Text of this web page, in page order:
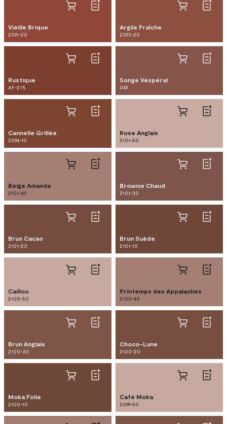
Vieille Brique
2091-20
Argile Fraîche
2093-20
Rustique
AF-275
Songe Vespéral
049
Cannelle Grillée
2094-10
Rose Anglais
2101-50
Beige Amande
2101-40
Brownie Chaud
2101-30
Brun Cacao
2101-20
Brun Suède
2101-10
Caillou
2100-50
Printemps des Appalaches
2100-40
Brun Anglais
2100-30
Choco-Lune
2100-20
Moka Folie
2100-10
Café Moka
2099-50